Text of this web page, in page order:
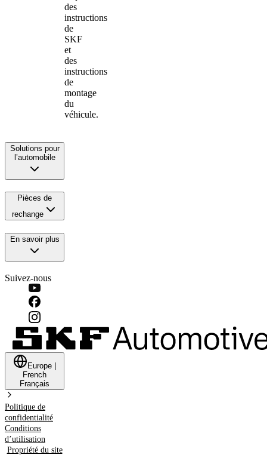
des
instructions
de
SKF
et
des
instructions
de
montage
du
véhicule.
Solutions pour
l’automobile
Pièces de
rechange
En savoir plus
Suivez-nous
Europe
French
Français
Politique de
confidentialité
Conditions
d’utilisation
Propriété du site